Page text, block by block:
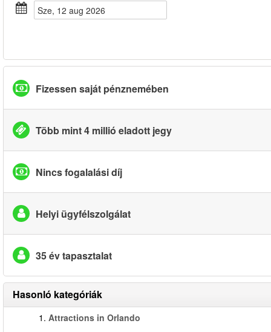
sze, 12 aug 2026
Fizessen saját pénznemében
Több mint 4 millió eladott jegy
Nincs fogalalási díj
Helyi ügyfélszolgálat
35 év tapasztalat
Hasonló kategóriák
1. Attractions in Orlando